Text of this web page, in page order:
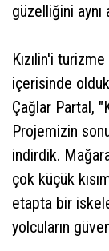
güzelliğini aynı
Kızılin'i
içerisinde
Çağlar Partal,
Projemizin
indirdik.
çok küçük
etapta bir
yolcuların